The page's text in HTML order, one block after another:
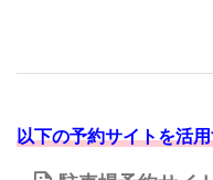
以下の予約サイトを活